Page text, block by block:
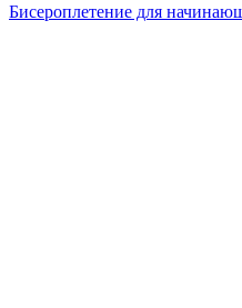
Бисероплетение для